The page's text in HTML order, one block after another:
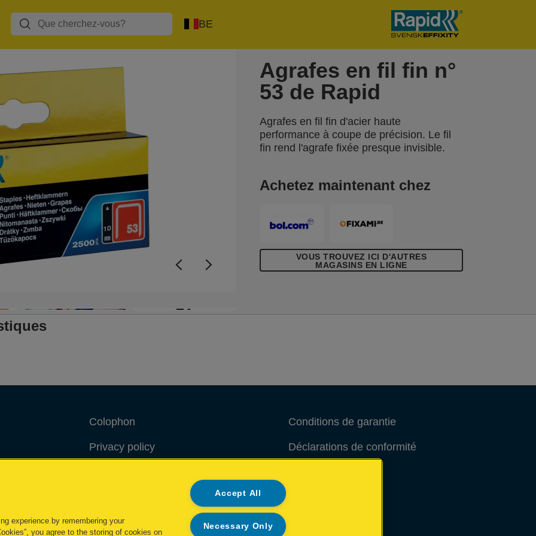
BE
+2
Agrafes en fil fin n°
53 de Rapid
Agrafes en fil fin d'acier haute
performance à coupe de précision. Le fil
fin rend l'agrafe fixée presque invisible.
Achetez maintenant chez
VOUS TROUVEZ ICI D'AUTRES
MAGASINS EN LIGNE
Colophon
Privacy policy
Demande de données complètes
Conditions de garantie
Déclarations de conformité
experience by remembering your
you agree to the storing of cookies on
Accept All
Necessary Only